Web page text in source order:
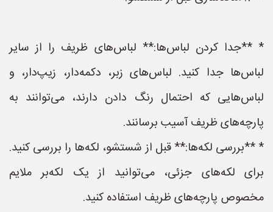
* **جدا کردن لباس‌ها:** لباس‌های ظریف را از سایر
لباس‌ها جدا کنید. لباس‌های زبر، دکمه‌دار، زیپ‌دار، و
لباس‌هایی که احتمال رنگ دادن دارند، می‌توانند به
پارچه‌های ظریف آسیب برسانند.
* **بررسی لکه‌ها:** قبل از شستشو، لکه‌ها را بررسی کنید.
برای لکه‌های جزئی، می‌توانید از یک لکه‌بر ملایم
مخصوص پارچه‌های ظریف استفاده کنید.